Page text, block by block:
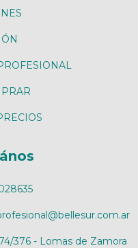
376 - Lomas de Zamora